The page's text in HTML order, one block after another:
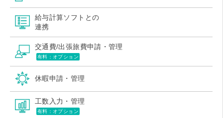
給与計算ソフトとの
連携
交通費/出張旅費申請・管理
有料：オプション
休暇申請・管理
工数入力・管理
有料：オプション